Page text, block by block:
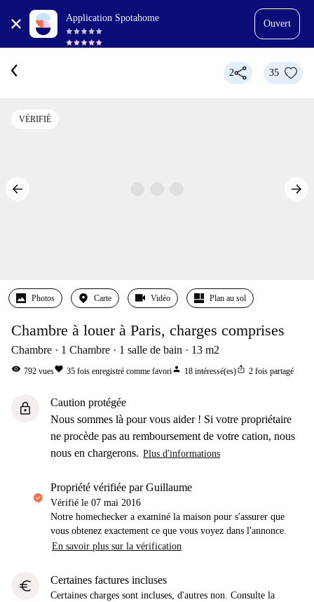
Application Spotahome
Ouvert
2 35
VÉRIFIÉ
Photos Carte Vidéo Plan au sol
Chambre à louer à Paris, charges comprises
Chambre 1 Chambre 1 salle de bain 13 m2
visibility 792 vuesfavorite 35 fois enregistré comme favoriperson 18 intéressé(es)ios_share 2 fois partagé
lock
Caution protégée
Nous sommes là pour vous aider ! Si votre propriétaire
ne procède pas au remboursement de votre cation, nous
nous en chargerons. Plus d'informations
propriété vérifiée par Guillaume
Vérifié le 07 mai 2016
Notre homechecker a examiné la maison pour s'assurer que
vous obtenez exactement ce que vous voyez dans l'annonce.
En savoir plus sur la vérification
euro Certaines factures incluses
Certaines charges sont incluses, d'autres non. Consulte la